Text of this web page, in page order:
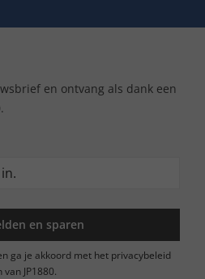
en ontvang als dank een
en sparen
ga je akkoord met het privacybeleid
JP1880.